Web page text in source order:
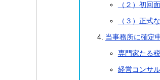
（２）初回
（３）正式
当事務所に確定
専門家たる
経営コンサ